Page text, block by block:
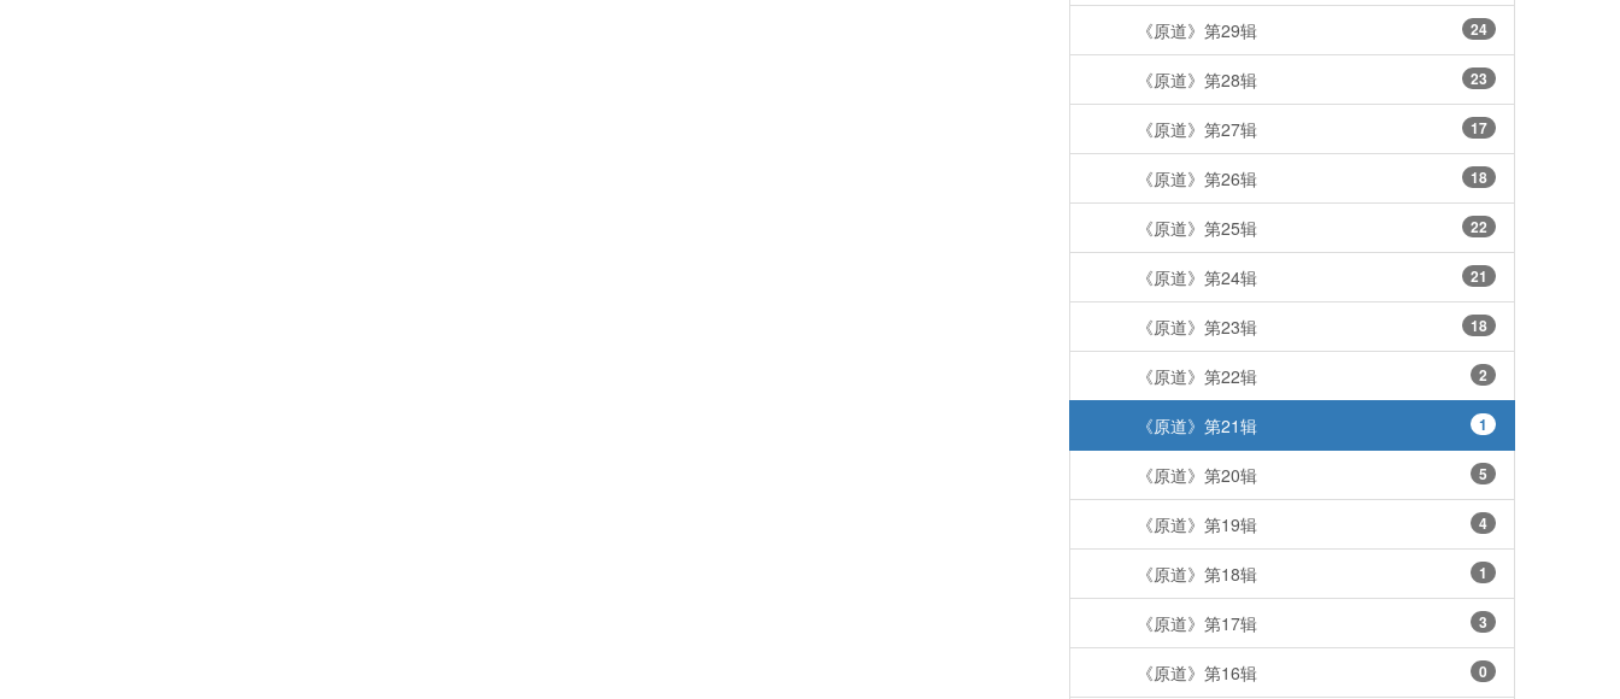
24
《原道》第29辑
23
《原道》第28辑
17
《原道》第27辑
18
《原道》第26辑
22
《原道》第25辑
21
《原道》第24辑
18
《原道》第23辑
2
《原道》第22辑
1
《原道》第21辑
5
《原道》第20辑
4
《原道》第19辑
1
《原道》第18辑
3
《原道》第17辑
0
《原道》第16辑